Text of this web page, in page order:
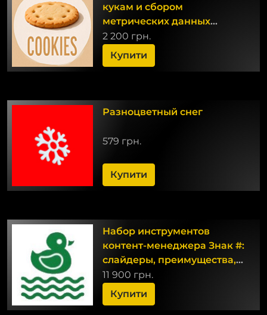
кукам и сбором
метрических данных
(ФЗ-152 с логированием)
2 200 грн.
Купити
Разноцветный снег
579 грн.
Купити
Набор инструментов
контент-менеджера Знак #:
слайдеры, преимущества,
кнопки
11 900 грн.
Купити